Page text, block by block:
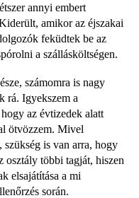
annyi embert
amikor az éjszakai
feküdtek be az
a szállásköltségen.
számomra is nagy
rá. Igyekszem a
az évtizedek alatt
ötvözzem. Mivel
is van arra, hogy
osztály többi tagját, hiszen
elsajátítása a mi
során.